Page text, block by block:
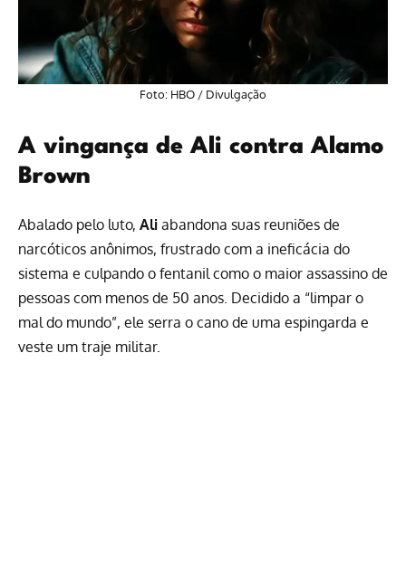
Foto: HBO / Divulgação
A vingança de Ali contra Alamo
Brown
Abalado pelo luto, Ali abandona suas reuniões de
narcóticos anônimos, frustrado com a ineficácia do
sistema e culpando o fentanil como o maior assassino de
pessoas com menos de 50 anos. Decidido a “limpar o
mal do mundo”, ele serra o cano de uma espingarda e
veste um traje militar.